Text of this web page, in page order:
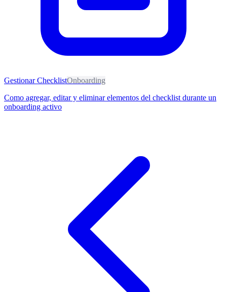
Gestionar ChecklistOnboarding
Como agregar, editar y eliminar elementos del checklist durante un
onboarding activo